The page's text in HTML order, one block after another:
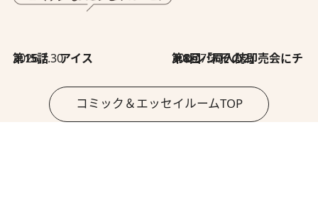
2026.7.30
第15話 アイス 2026.7.30
第8回「同人誌即売会にチャレンジ その2」
コミック＆エッセイルームTOP